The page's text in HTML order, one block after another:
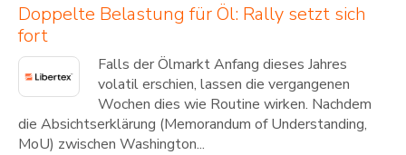
Doppelte Belastung für Öl: Rally setzt sich
fort
Falls der Ölmarkt Anfang dieses Jahres
volatil erschien, lassen die vergangenen
Wochen dies wie Routine wirken. Nachdem
die Absichtserklärung (Memorandum of Understanding,
MoU) zwischen Washington...